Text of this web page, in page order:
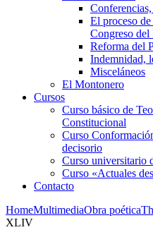
El proceso
Congreso del
Reforma del
Indemnidad,
Misceláneos
El Montonero
Cursos
Curso básico de
Constitucional
Curso
decisorio
Curso universitario
Curso «Actuales
Contacto
HomeMultimediaObra poética
XLIV